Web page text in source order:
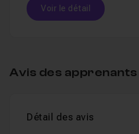
Voir le détail
Leçon 1 Introduction
Avis des apprenants
Détail des avis